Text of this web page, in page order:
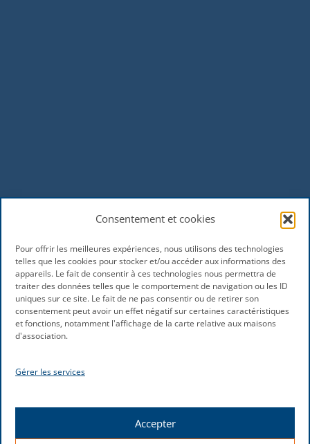
Consentement et cookies
Pour offrir les meilleures expériences, nous utilisons des technologies
telles que les cookies pour stocker et/ou accéder aux informations des
appareils. Le fait de consentir à ces technologies nous permettra de
traiter des données telles que le comportement de navigation ou les ID
uniques sur ce site. Le fait de ne pas consentir ou de retirer son
consentement peut avoir un effet négatif sur certaines caractéristiques
et fonctions, notamment l'affichage de la carte relative aux maisons
d'association.
Gérer les services
Accepter